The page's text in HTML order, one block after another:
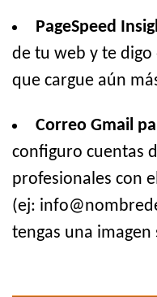
PageSpeed
de tu web y te digo
que cargue aún
Correo Gmail
configuro cuentas
profesionales con
(ej:
tengas una imagen